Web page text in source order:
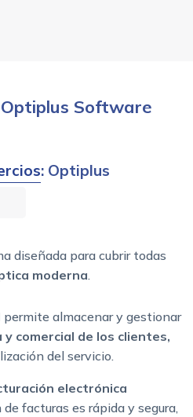
Software
: Optiplus
diseñada para cubrir todas
moderna.
permite almacenar y gestionar
y comercial de los clientes,
del servicio.
electrónica
de facturas es rápida y segura,